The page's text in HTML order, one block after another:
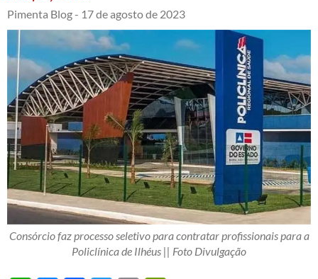
Pimenta Blog - 17 de agosto de 2023
Consórcio faz processo seletivo para contratar profissionais para a
Policlínica de Ilhéus || Foto Divulgação